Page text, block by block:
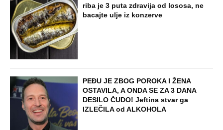
riba je 3 puta zdravija od lososa, ne
bacajte ulje iz konzerve
PEĐU JE ZBOG POROKA I ŽENA
OSTAVILA, A ONDA SE ZA 3 DANA
DESILO ČUDO! Jeftina stvar ga
IZLEČILA od ALKOHOLA